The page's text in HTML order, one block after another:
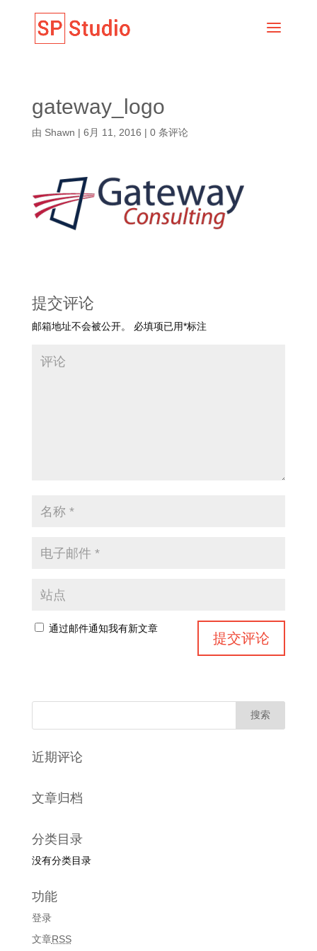
gateway_logo
由 Shawn | 6月 11, 2016 | 0 条评论
提交评论
邮箱地址不会被公开。 必填项已用*标注
通过邮件通知我有新文章
近期评论
文章归档
分类目录
没有分类目录
功能
登录
文章RSS